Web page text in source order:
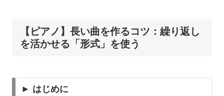
【ピアノ】長い曲を作るコツ：繰り返し
を活かせる「形式」を使う
► はじめに